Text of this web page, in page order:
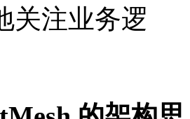
关注业务逻